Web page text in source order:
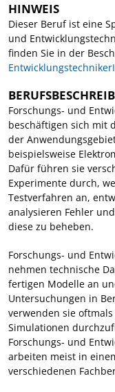
HINWEIS
Dieser Beruf ist eine
und
finden Sie in der
Forschungs- und
beschäftigen sich mit
der
beispielsweise
Dafür führen sie
Experimente durch,
Testverfahren an,
analysieren Fehler
diese zu beheben.
Forschungs- und
nehmen technische
fertigen Modelle an
Untersuchungen in
verwenden sie
Simulationen
Forschungs- und
arbeiten meist in
verschiedenen